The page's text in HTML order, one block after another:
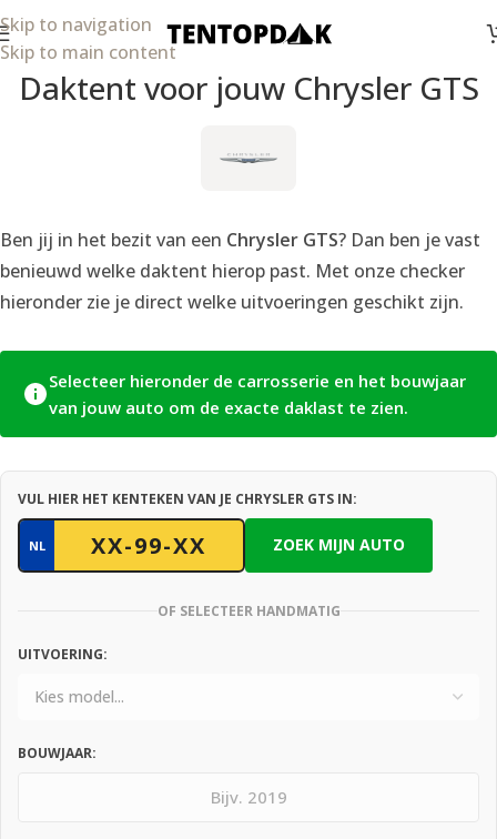
Skip to navigation
Skip to main content
Daktent voor jouw Chrysler GTS
Ben jij in het bezit van een Chrysler GTS? Dan ben je vast
benieuwd welke daktent hierop past. Met onze checker
hieronder zie je direct welke uitvoeringen geschikt zijn.
Selecteer hieronder de carrosserie en het bouwjaar
van jouw auto om de exacte daklast te zien.
VUL HIER HET KENTEKEN VAN JE CHRYSLER GTS IN:
NL ZOEK MIJN AUTO
OF SELECTEER HANDMATIG
UITVOERING:
BOUWJAAR: